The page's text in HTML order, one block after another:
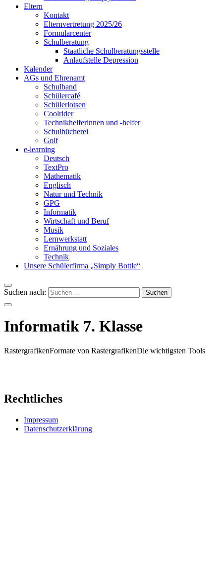
Eltern
Kontakt
Elternvertretung 2025/26
Formularcenter
Schulberatung
Staatliche Schulberatungsstelle
Anlaufstelle Depression
Kalender
AGs und Ehrenamt
Schulband
Schülercafé
Schülerlotsen
Coolrider
Technikhelferinnen und -helfer
Schulbücherei
Golf
e-learning
Deutsch
TextPro
Mathematik
Englisch
Natur und Technik
GPG
Informatik
Wirtschaft und Beruf
Musik
Lernwerkstatt
Ernährung und Soziales
Technik
Unsere Schülerfirma „Simply Bottle“
Suchen nach:
Informatik 7. Klasse
RastergrafikenFormate von RastergrafikenDie wichtigsten Tools
Rechtliches
Impressum
Datenschutzerklärung